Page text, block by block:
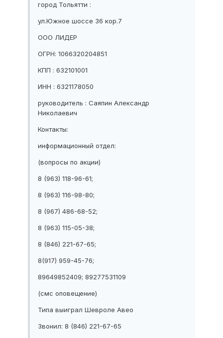
город Тольятти :
ул.Южное шоссе 36 кор.7
ООО ЛИДЕР
ОГРН: 1066320204851
КПП : 632101001
ИНН : 6321178050
руководитель : Саяпин Александр
Николаевич
Контакты:
информационный отдел:
(вопросы по акции)
8 (963) 118-96-61;
8 (963) 116-98-80;
8 (967) 486-68-52;
8 (963) 115-05-38;
8 (846) 221-67-65;
8(917) 959-45-76;
89649852409; 89277531109
(смс оповещение)
Типа выиграл Шевроле Авео
Звонил: 8 (846) 221-67-65